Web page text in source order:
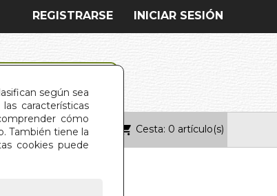
según sea
características
cómo
También tiene la
cookies puede
INICIAR SESIÓN
REGISTRARSE
Cesta: 0 artículo(s)